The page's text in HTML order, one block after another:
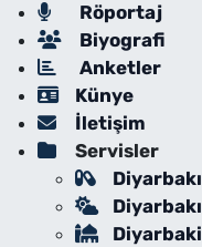
Röportaj
Biyografi
Anketler
Künye
İletişim
Servisler